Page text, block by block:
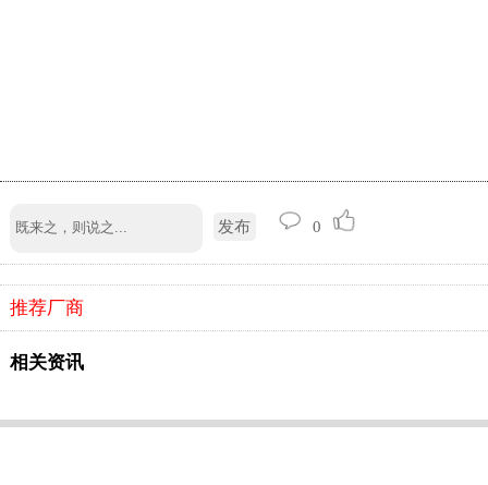
发布 0
推荐厂商
相关资讯